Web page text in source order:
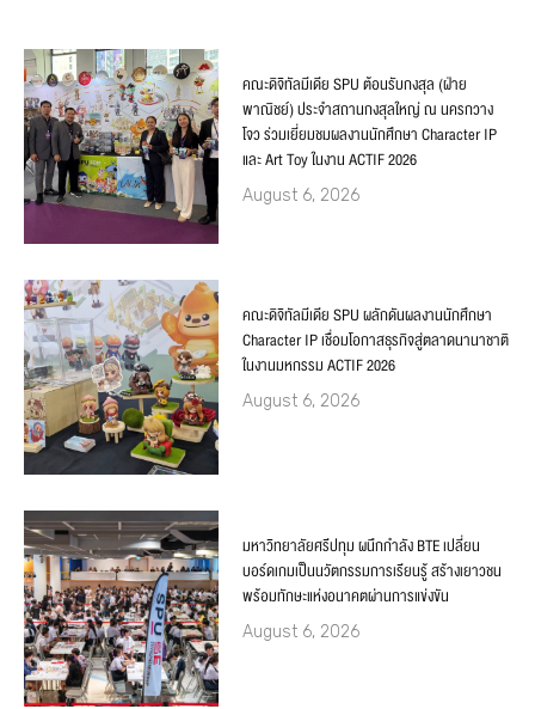
คณะดิจิทัลมีเดีย SPU ต้อนรับกงสุล (ฝ่าย
พาณิชย์) ประจำสถานกงสุลใหญ่ ณ นครกวาง
โจว ร่วมเยี่ยมชมผลงานนักศึกษา Character IP
และ Art Toy ในงาน ACTIF 2026
August 6, 2026
คณะดิจิทัลมีเดีย SPU ผลักดันผลงานนักศึกษา
Character IP เชื่อมโอกาสธุรกิจสู่ตลาดนานาชาติ
ในงานมหกรรม ACTIF 2026
August 6, 2026
มหาวิทยาลัยศรีปทุม ผนึกกำลัง BTE เปลี่ยน
บอร์ดเกมเป็นนวัตกรรมการเรียนรู้ สร้างเยาวชน
พร้อมทักษะแห่งอนาคตผ่านการแข่งขัน
August 6, 2026